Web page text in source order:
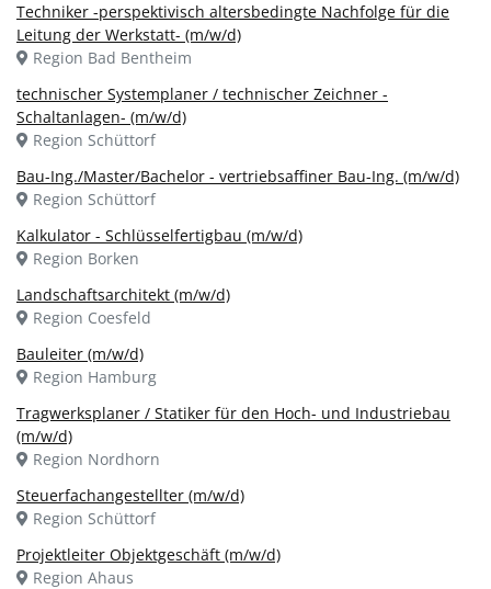
Techniker -perspektivisch altersbedingte Nachfolge für die
Leitung der Werkstatt- (m/w/d)
Region Bad Bentheim
technischer Systemplaner / technischer Zeichner -
Schaltanlagen- (m/w/d)
Region Schüttorf
Bau-Ing./Master/Bachelor - vertriebsaffiner Bau-Ing. (m/w/d)
Region Schüttorf
Kalkulator - Schlüsselfertigbau (m/w/d)
Region Borken
Landschaftsarchitekt (m/w/d)
Region Coesfeld
Bauleiter (m/w/d)
Region Hamburg
Tragwerksplaner / Statiker für den Hoch- und Industriebau
(m/w/d)
Region Nordhorn
Steuerfachangestellter (m/w/d)
Region Schüttorf
Projektleiter Objektgeschäft (m/w/d)
Region Ahaus